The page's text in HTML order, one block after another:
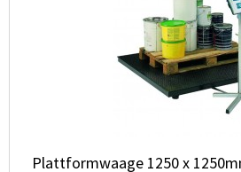
Plattformwaage 1250 x